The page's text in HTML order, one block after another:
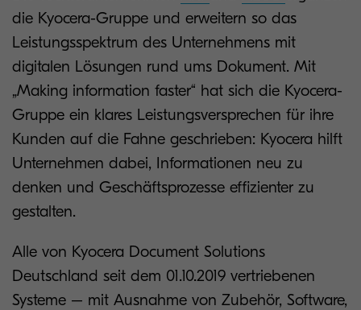
die Kyocera-Gruppe und erweitern so das
Leistungsspektrum des Unternehmens mit
digitalen Lösungen rund ums Dokument. Mit
„Making information faster“ hat sich die Kyocera-
Gruppe ein klares Leistungsversprechen für ihre
Kunden auf die Fahne geschrieben: Kyocera hilft
Unternehmen dabei, Informationen neu zu
denken und Geschäftsprozesse effizienter zu
gestalten.
Alle von Kyocera Document Solutions
Deutschland seit dem 01.10.2019 vertriebenen
Systeme – mit Ausnahme von Zubehör, Software,